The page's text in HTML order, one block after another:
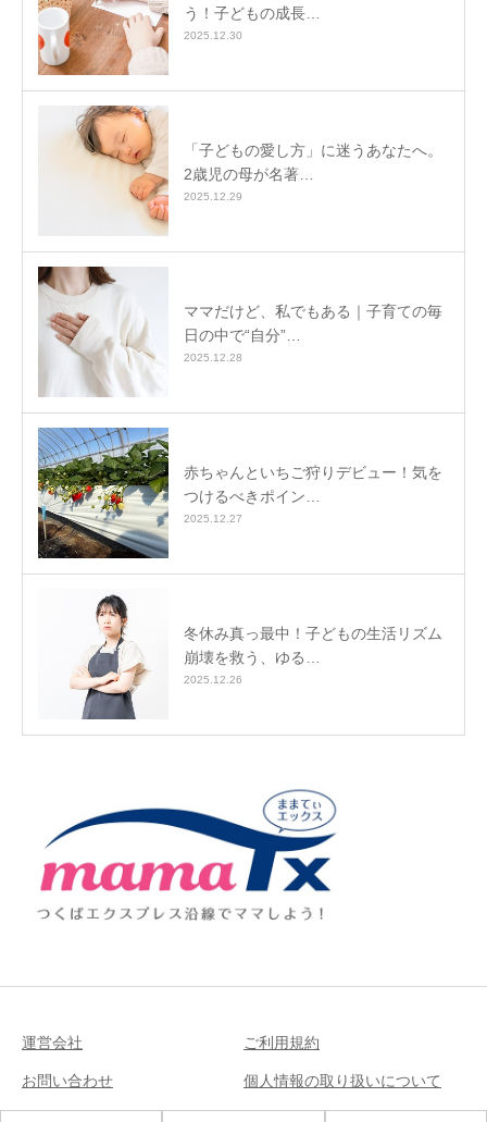
う！子どもの成長…
2025.12.30
「子どもの愛し方」に迷うあなたへ。
2歳児の母が名著…
2025.12.29
ママだけど、私でもある｜子育ての毎
日の中で“自分”…
2025.12.28
赤ちゃんといちご狩りデビュー！気を
つけるべきポイン…
2025.12.27
冬休み真っ最中！子どもの生活リズム
崩壊を救う、ゆる…
2025.12.26
運営会社 ご利用規約
お問い合わせ 個人情報の取り扱いについて